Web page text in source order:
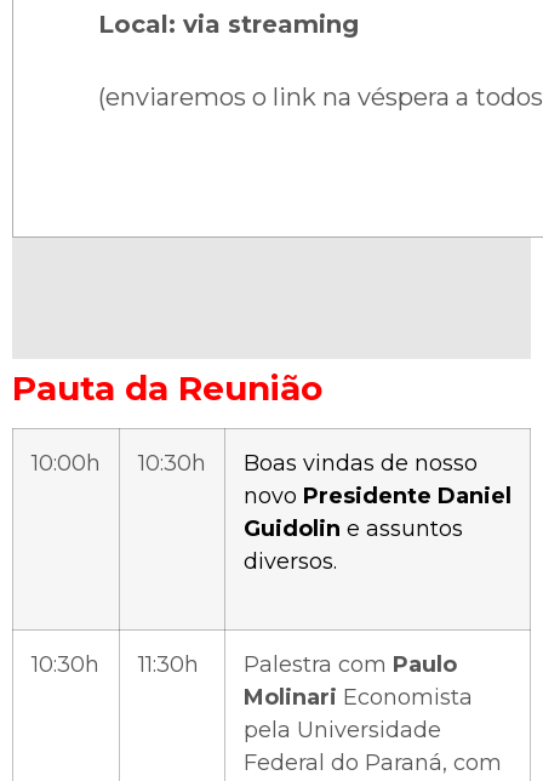
Local: via streaming
(enviaremos o link na véspera a
Pauta da Reunião
10:00h 10:30h
Boas vindas de nosso
novo Presidente Daniel
Guidolin e assuntos
diversos.
10:30h 11:30h Palestra com Paulo
Molinari Economista
pela Universidade
Federal do Paraná, com